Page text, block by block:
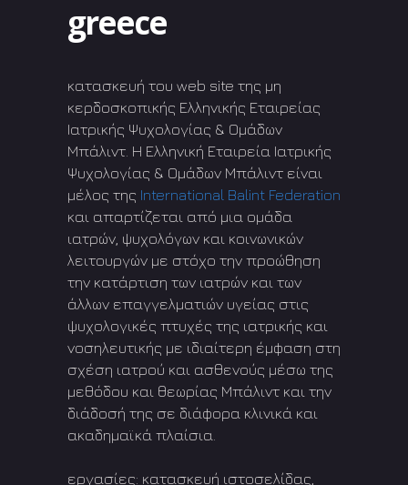
greece
κατασκευή του web site της μη
κερδοσκοπικής Ελληνικής Εταιρείας
Ιατρικής Ψυχολογίας & Ομάδων
Μπάλιντ. Η Ελληνική Εταιρεία Ιατρικής
Ψυχολογίας & Ομάδων Μπάλιντ είναι
μέλος της International Balint Federation
και απαρτίζεται από μια ομάδα
ιατρών, ψυχολόγων και κοινωνικών
λειτουργών με στόχο την προώθηση
την κατάρτιση των ιατρών και των
άλλων επαγγελματιών υγείας στις
ψυχολογικές πτυχές της ιατρικής και
νοσηλευτικής με ιδιαίτερη έμφαση στη
σχέση ιατρού και ασθενούς μέσω της
μεθόδου και θεωρίας Μπάλιντ και την
διάδοσή της σε διάφορα κλινικά και
ακαδημαϊκά πλαίσια.
εργασίες: κατασκευή ιστοσελίδας,